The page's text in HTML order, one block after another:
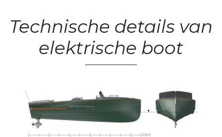
Technische details van
elektrische boot